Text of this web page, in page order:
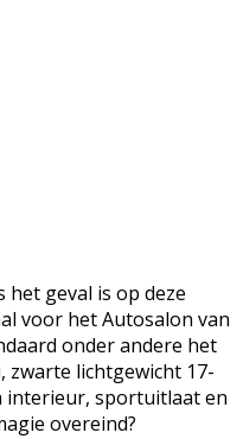
het geval is op deze
voor het Autosalon van
onder andere het
zwarte lichtgewicht 17-
interieur, sportuitlaat en
overeind?